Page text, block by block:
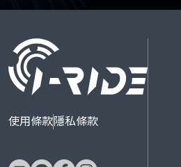
使用條款隱私條款